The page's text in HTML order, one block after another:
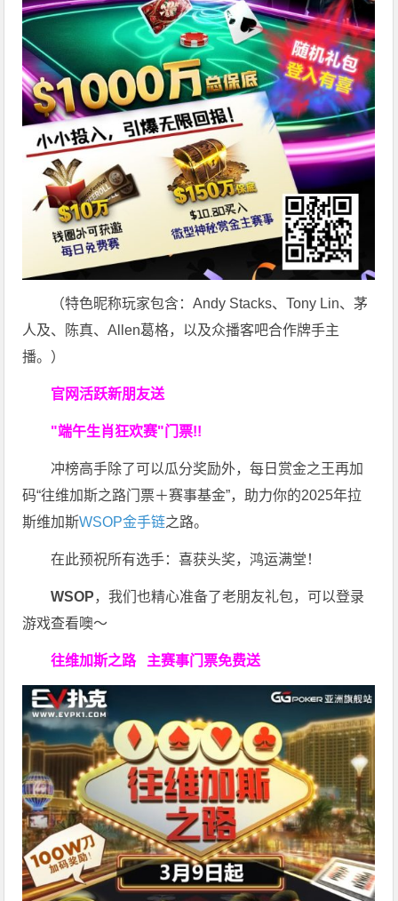
（特色昵称玩家包含：Andy Stacks、Tony Lin、茅
人及、陈真、Allen葛格，以及众播客吧合作牌手主
播。）
官网活跃新朋友送
"端午生肖狂欢赛"门票!!
冲榜高手除了可以瓜分奖励外，每日赏金之王再加
码“往维加斯之路门票＋赛事基金”，助力你的2025年拉
斯维加斯WSOP金手链之路。
在此预祝所有选手：喜获头奖，鸿运满堂！
WSOP，我们也精心准备了老朋友礼包，可以登录
游戏查看噢～
往维加斯之路 主赛事门票免费送